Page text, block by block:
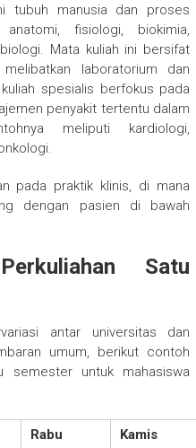
tubuh manusia dan proses
fisiologi, biokimia,
Mata kuliah ini bersifat
laboratorium dan
spesialis berfokus pada
penyakit tertentu dalam
meliputi kardiologi,
pada praktik klinis, di mana
dengan pasien di bawah
Satu
antar universitas dan
umum, berikut contoh
semester untuk mahasiswa
Rabu
Kamis